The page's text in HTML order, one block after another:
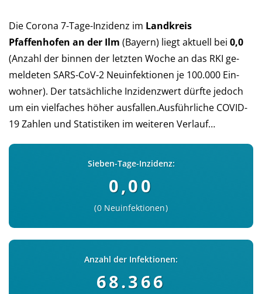
Die Corona 7-Tage-Inzidenz im Landkreis
Pfaffenhofen an der Ilm (Bay­ern) liegt aktu­ell bei 0,0
(An­zahl der bin­nen der letz­ten Woche an das RKI ge­
mel­deten SARS-CoV-2 Neu­in­fek­tio­nen je 100.000 Ein­
woh­ner). Der tat­säch­liche In­zi­denz­wert dürf­te je­doch
um ein viel­faches höher aus­fal­len.Aus­führ­liche COVID-
19 Zah­len und Sta­tis­ti­ken im wei­teren Verlauf…
Sieben-Tage-Inzidenz:
0,00
0 Neuinfektionen
Anzahl der Infektionen:
68.366